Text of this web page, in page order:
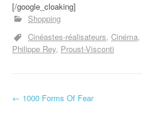
[/google_cloaking]
Shopping
Cinéastes-réalisateurs Cinéma
Philippe Rey Proust-Visconti
Navigation d'article
← 1000 Forms Of Fear